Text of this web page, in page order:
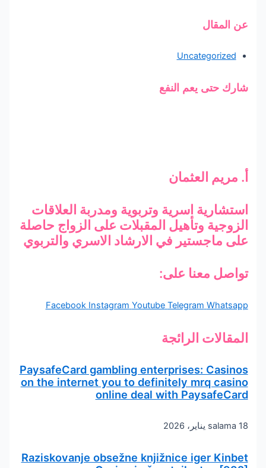
عن المقال
Uncategorized
شارك حتى يعم النفع
أ. مريم العثمان
استشارية اسرية وتربوية ومدربة العلاقات
الزوجية وتأهيل المقبلات على الزواج حاصلة
على ماجستير في الارشاد الاسري والتربوي
تواصل معنا على:
Facebook Instagram Youtube Telegram Whatsapp
المقالات الرائجة
PaysafeCard gambling enterprises: Casinos
on the internet you to definitely mrq casino
online deal with PaysafeCard
salama 18 يناير، 2026
Raziskovanje obsežne knjižnice iger Kinbet